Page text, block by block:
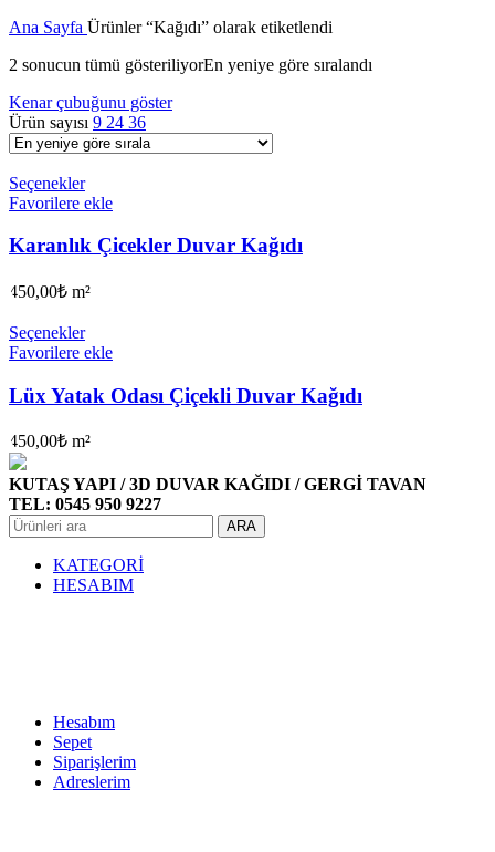
Ana Sayfa Ürünler “Kağıdı” olarak etiketlendi
2 sonucun tümü gösteriliyorEn yeniye göre sıralandı
Kenar çubuğunu göster
Ürün sayısı 9 24 36
Seçenekler
Favorilere ekle
Karanlık Çicekler Duvar Kağıdı
450,00₺ m²
Seçenekler
Favorilere ekle
Lüx Yatak Odası Çiçekli Duvar Kağıdı
450,00₺ m²
KUTAŞ YAPI / 3D DUVAR KAĞIDI / GERGİ TAVAN
TEL: 0545 950 9227
ARA
KATEGORİ
HESABIM
Hesabım
Sepet
Siparişlerim
Adreslerim